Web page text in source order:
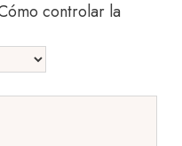
controlar la